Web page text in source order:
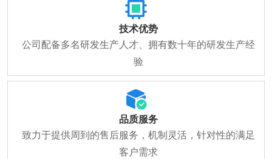
技术优势
公司配备多名研发生产人才、拥有数十年的研发生产经
验
品质服务
致力于提供周到的售后服务，机制灵活，针对性的满足
客户需求